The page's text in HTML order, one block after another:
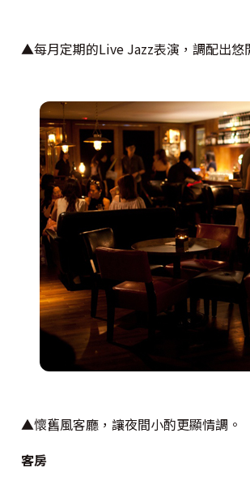
▲每月定期的Live Jazz表演，調配出悠
▲懷舊風客廳，讓夜間小酌更顯情調。
客房